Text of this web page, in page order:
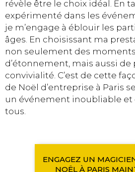
révèle être le choix idéal. En
expérimenté dans les
je m’engage à éblouir les
âges. En choisissant ma
non seulement des
d’étonnement, mais aussi de
convivialité. C’est de cette
de Noël d’entreprise à Paris
un événement inoubliable
tous.
ENGAGEZ UN
NOËL À PARIS